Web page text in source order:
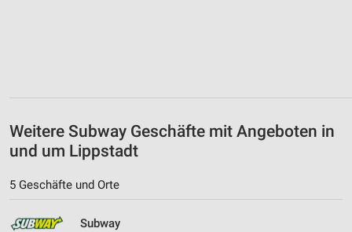
Weitere Subway Geschäfte mit Angeboten in
und um Lippstadt
5 Geschäfte und Orte
Subway